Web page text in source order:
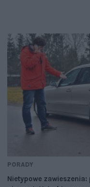
PORADY
Nietypowe